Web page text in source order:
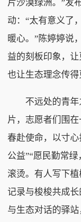
片沙漠绿洲。”发
动：“太有意义了
暖心。”陈婷婷说
益的刻板印象，让
也让生态理念传得
不远处的青年
片，志愿者们围
春赴使命，以寸
公益”“愿民勤常
滚烫。有人写下
记录与梭梭共成
与生态对话的驿